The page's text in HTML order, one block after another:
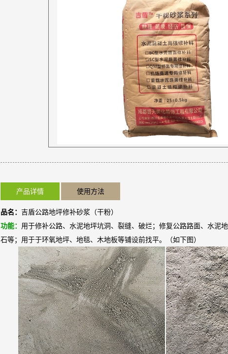
产品详情 使用方法
品名： 吉盾公路地坪修补砂浆（干粉）
功能： 用于修补公路、水泥地坪坑洞、裂缝、破烂；修复公路路面、水泥
石等；用于于环氧地坪、地毯、木地板等铺设前找平。（如下图）